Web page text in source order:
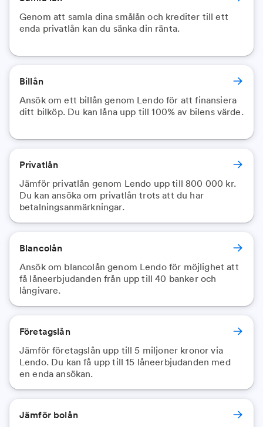
Genom att samla dina smålån och krediter till ett
enda privatlån kan du sänka din ränta.
Billån
Ansök om ett billån genom Lendo för att finansiera
ditt bilköp. Du kan låna upp till 100% av bilens värde.
Privatlån
Jämför privatlån genom Lendo upp till 800 000 kr.
Du kan ansöka om privatlån trots att du har
betalningsanmärkningar.
Blancolån
Ansök om blancolån genom Lendo för möjlighet att
få låneerbjudanden från upp till 40 banker och
långivare.
Företagslån
Jämför företagslån upp till 5 miljoner kronor via
Lendo. Du kan få upp till 15 låneerbjudanden med
en enda ansökan.
Jämför bolån